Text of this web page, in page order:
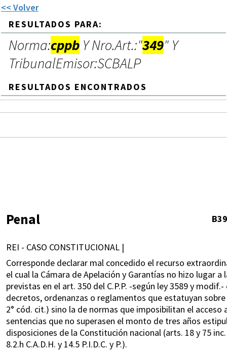
<< Volver
RESULTADOS PARA:
Norma:cppb Y Nro.Art.:"349" Y
TribunalEmisor:SCBALP
RESULTADOS ENCONTRADOS
Penal
REI - CASO CONSTITUCIONAL |
Corresponde declarar mal concedido el recurso
el cual la Cámara de Apelación y Garantías no hizo lugar
previstas en el art. 350 del C.P.P. -según ley 3589 y
decretos, ordenanzas o reglamentos que estatuyan
2° cód. cit.) sino la de normas que imposibilitan el
sentencias que no superasen el monto de tres años
disposiciones de la Constitución nacional (arts. 18 y 75
8.2.h C.A.D.H. y 14.5 P.I.D.C. y P.).